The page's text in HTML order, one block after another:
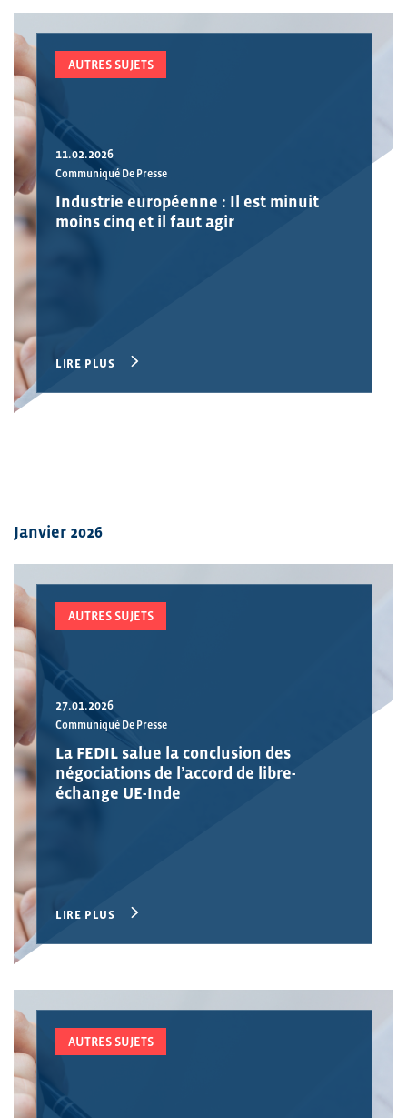
AUTRES SUJETS
11.02.2026
Communiqué De Presse
Industrie européenne : Il est minuit
moins cinq et il faut agir
LIRE PLUS
Janvier 2026
AUTRES SUJETS
27.01.2026
Communiqué De Presse
La FEDIL salue la conclusion des
négociations de l’accord de libre-
échange UE-Inde
LIRE PLUS
AUTRES SUJETS